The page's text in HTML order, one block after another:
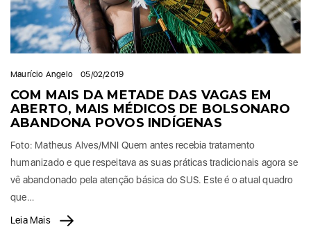
Maurício Angelo 05/02/2019
COM MAIS DA METADE DAS VAGAS EM
ABERTO, MAIS MÉDICOS DE BOLSONARO
ABANDONA POVOS INDÍGENAS
Foto: Matheus Alves/MNI Quem antes recebia tratamento
humanizado e que respeitava as suas práticas tradicionais agora se
vê abandonado pela atenção básica do SUS. Este é o atual quadro
que…
Leia Mais